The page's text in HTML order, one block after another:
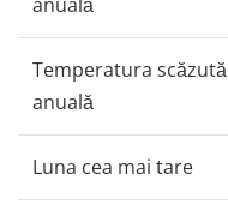
Temperatura scăzută
anuală
Luna cea mai tare